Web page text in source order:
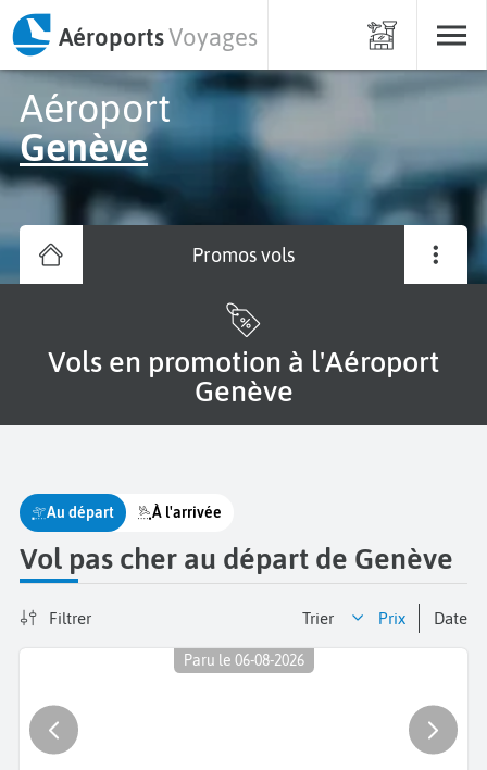
AéroportsVoyages
Aéroport
Genève
Promos vols
Vols en promotion à l'Aéroport
Genève
Vol pas cher au départ de Genève
Au départ À l'arrivée
Filtrer Trier prix date
Paru le 06-08-2026